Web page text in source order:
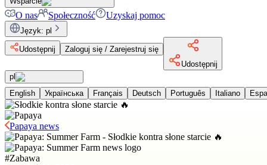
O nas Społeczność Uzyskaj pomoc
Język: pl
Udostępnij
Zaloguj się / Zarejestruj się
Udostępnij
pl
English
Українська Français Deutsch Português Italiano
Papaya news
#Zabawa